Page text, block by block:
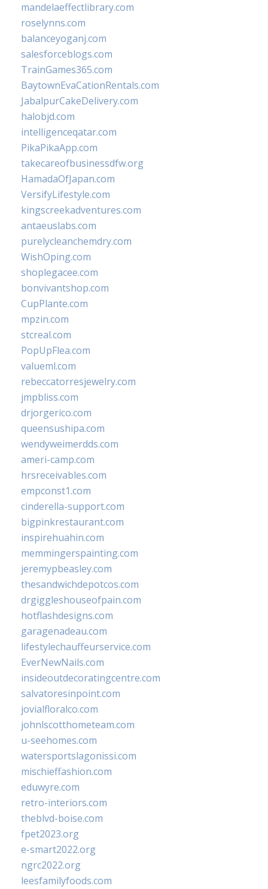
mandelaeffectlibrary.com
roselynns.com
balanceyoganj.com
salesforceblogs.com
TrainGames365.com
BaytownEvaCationRentals.com
JabalpurCakeDelivery.com
halobjd.com
intelligenceqatar.com
PikaPikaApp.com
takecareofbusinessdfw.org
HamadaOfJapan.com
VersifyLifestyle.com
kingscreekadventures.com
antaeuslabs.com
purelycleanchemdry.com
WishOping.com
shoplegacee.com
bonvivantshop.com
CupPlante.com
mpzin.com
stcreal.com
PopUpFlea.com
valueml.com
rebeccatorresjewelry.com
jmpbliss.com
drjorgerico.com
queensushipa.com
wendyweimerdds.com
ameri-camp.com
hrsreceivables.com
empconst1.com
cinderella-support.com
bigpinkrestaurant.com
inspirehuahin.com
memmingerspainting.com
jeremypbeasley.com
thesandwichdepotcos.com
drgiggleshouseofpain.com
hotflashdesigns.com
garagenadeau.com
lifestylechauffeurservice.com
EverNewNails.com
insideoutdecoratingcentre.com
salvatoresinpoint.com
jovialfloralco.com
johnlscotthometeam.com
u-seehomes.com
watersportslagonissi.com
mischieffashion.com
eduwyre.com
retro-interiors.com
theblvd-boise.com
fpet2023.org
e-smart2022.org
ngrc2022.org
leesfamilyfoods.com